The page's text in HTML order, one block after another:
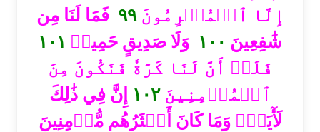
إِلَّا ٱلۡمُجۡرِمُونَ٩٩ فَمَا لَنَا مِن
شَٰفِعِينَ ١٠٠ وَلَا صَدِيقٍ حَمِيمٖ ١٠١
فَلَوۡ أَنَّ لَنَا كَرَّةٗ فَنَكُونَ مِنَ
ٱلۡمُؤۡمِنِينَ١٠٢ إِنَّ فِي ذَٰلِكَ
لَأٓيَةٗۖ وَمَا كَانَ أَكۡثَرُهُم مُّؤۡمِنِينَ